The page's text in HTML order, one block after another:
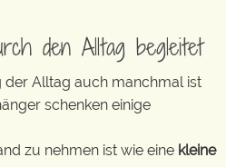
den Alltag begleitet
der Alltag auch manchmal ist
schenken einige
zu nehmen ist wie eine kleine